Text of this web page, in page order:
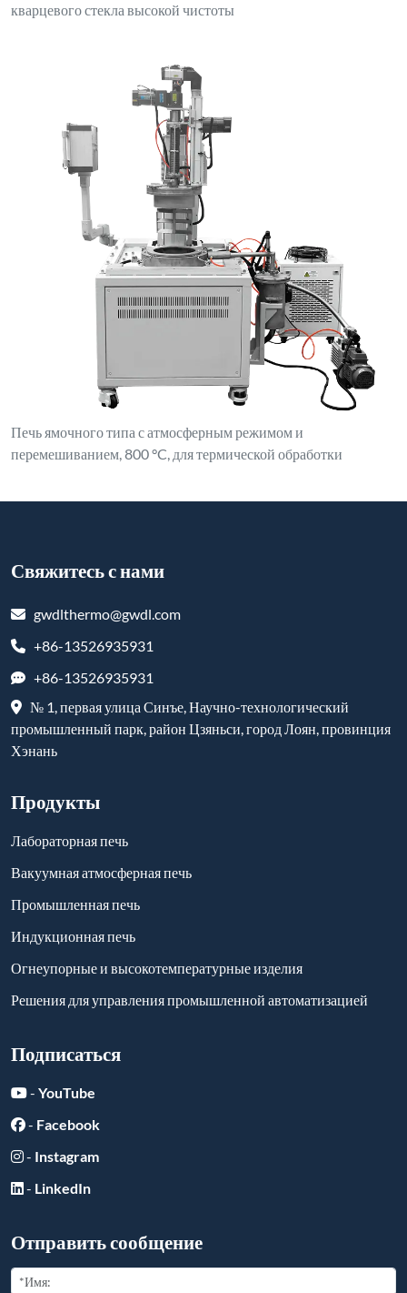
кварцевого стекла высокой чистоты
Печь ямочного типа с атмосферным режимом и
перемешиванием, 800 °C, для термической обработки
Свяжитесь с нами
gwdlthermo@gwdl.com
+86-13526935931
+86-13526935931
№ 1, первая улица Синъе, Научно-технологический
промышленный парк, район Цзяньси, город Лоян, провинция
Хэнань
Продукты
Лабораторная печь
Вакуумная атмосферная печь
Промышленная печь
Индукционная печь
Огнеупорные и высокотемпературные изделия
Решения для управления промышленной автоматизацией
Подписаться
- YouTube
- Facebook
- Instagram
- LinkedIn
Отправить сообщение